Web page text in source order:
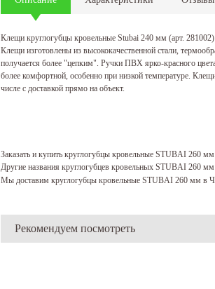
Клещи круглогубцы кровельные Stubai 240 мм (арт.
Клещи изготовлены из высококачественной стали ,
получается более "цепким". Ручки ПВХ ярко-красного
более комфортной, особенно при низкой температуре.
числе с доставкой прямо на объект.
Заказать и купить круглогубцы кровельные STUBAI 260
Другие названия круглогубцев кровельных STUBAI 260
Мы доставим круглогубцы кровельные STUBAI 260 мм в
Рекомендуем посмотреть